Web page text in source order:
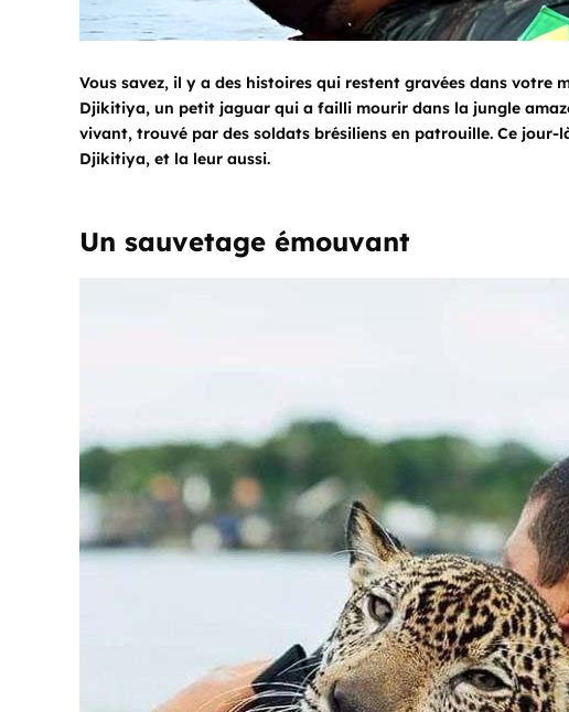
Vous savez, il y a des histoires qui restent gravées dans votre
Djikitiya, un petit jaguar qui a failli mourir dans la jungle
vivant, trouvé par des soldats brésiliens en patrouille. Ce
Djikitiya, et la leur aussi.
Un sauvetage émouvant